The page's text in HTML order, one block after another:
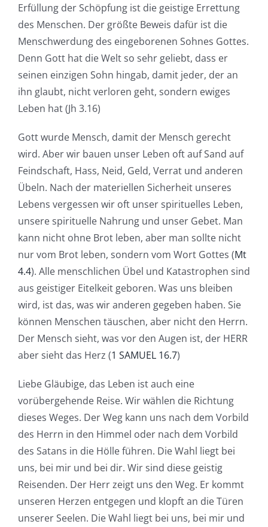
Erfüllung der Schöpfung ist die geistige Errettung
des Menschen. Der größte Beweis dafür ist die
Menschwerdung des eingeborenen Sohnes Gottes.
Denn Gott hat die Welt so sehr geliebt, dass er
seinen einzigen Sohn hingab, damit jeder, der an
ihn glaubt, nicht verloren geht, sondern ewiges
Leben hat (Jh 3.16)
Gott wurde Mensch, damit der Mensch gerecht
wird. Aber wir bauen unser Leben oft auf Sand auf
Feindschaft, Hass, Neid, Geld, Verrat und anderen
Übeln. Nach der materiellen Sicherheit unseres
Lebens vergessen wir oft unser spirituelles Leben,
unsere spirituelle Nahrung und unser Gebet. Man
kann nicht ohne Brot leben, aber man sollte nicht
nur vom Brot leben, sondern vom Wort Gottes (Mt
4.4). Alle menschlichen Übel und Katastrophen sind
aus geistiger Eitelkeit geboren. Was uns bleiben
wird, ist das, was wir anderen gegeben haben. Sie
können Menschen täuschen, aber nicht den Herrn.
Der Mensch sieht, was vor den Augen ist, der HERR
aber sieht das Herz (1 SAMUEL 16.7)
Liebe Gläubige, das Leben ist auch eine
vorübergehende Reise. Wir wählen die Richtung
dieses Weges. Der Weg kann uns nach dem Vorbild
des Herrn in den Himmel oder nach dem Vorbild
des Satans in die Hölle führen. Die Wahl liegt bei
uns, bei mir und bei dir. Wir sind diese geistig
Reisenden. Der Herr zeigt uns den Weg. Er kommt
unseren Herzen entgegen und klopft an die Türen
unserer Seelen. Die Wahl liegt bei uns, bei mir und